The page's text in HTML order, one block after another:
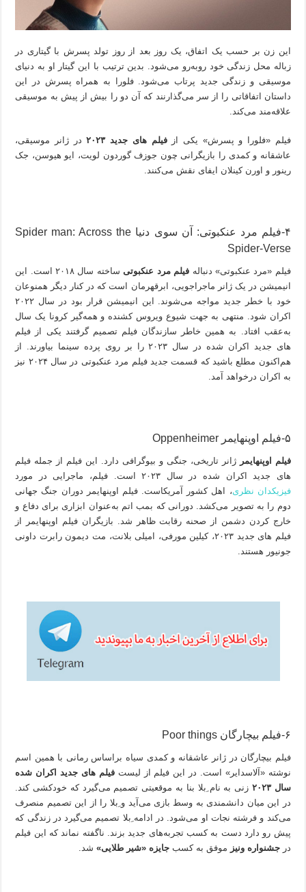
این زن بر حسب یک اتفاق، یک روز بعد از روز تولد پسرش با گیتاری در
زباله محل زندگی‌ خود روبه‌رو می‌شود. بدین ‌ترتیب با این گیتار او به دنیای
موسیقی و زندگی جدید پرتاب می‌شود. فلورا به همراه پسرش در این
داستان اتفاقاتی را از سر می‌گذارنند که آن دو را بیش از پیش به موسیقی
علاقه‌مند می‌کند.
فیلم «فلورا و پسرش» یکی از فیلم های جدید ۲۰۲۳
در ژانر موسیقی،
عاشقانه و کمدی را بازیگرانی چون جوزف گوردون لویت، ایو هیوسن، جک
رینور و اورن کینلان ایفای نقش می‌کنند.
۴-فیلم مرد عنکبوتی: آن سوی دنیا Spider man: Across the
Spider-Verse
فیلم «مرد عنکبوتی» دنباله فیلم مرد عنکبوتی
ساخته سال ۲۰۱۸ است. این
انیمیشن در یک ژانر ماجراجویی، ابرقهرمان است که در کنار دیگر همنوعان
خود با خطر جدید مواجه می‌شوند. این انیمیشن قرار بود در سال ۲۰۲۲
اکران شود. منتهی به جهت شیوع ویروس کشنده و همه‌گیر کرونا یک سال
به‌عقب افتاد. به همین خاطر سازندگان فیلم تصمیم گرفتند یکی از فیلم
های جدید اکران شده در سال ۲۰۲۳ را بر روی پرده سینما بیاورند. از
هم‌اکنون مطلع باشید که قسمت جدید فیلم مرد عنکبوتی در سال ۲۰۲۴ نیز
به اکران درخواهد آمد.
۵-فیلم اوپنهایمر Oppenheimer
فیلم اوپنهایمر ژانر تاریخی، جنگی و بیوگرافی دارد. این فیلم از جمله فیلم
های جدید اکران شده در سال ۲۰۲۳ است. فیلم، ماجرایی در مورد
فیزیکدان نظری، اهل کشور آمریکاست. فیلم اوپنهایمر دوران جنگ جهانی
دوم را به تصویر می‌کشد. دورانی که بمب اتم به‌عنوان ابزاری برای دفاع و
خارج کردن دشمن از صحنه رقابت ظاهر شد. بازیگران فیلم اوپنهایمر از
فیلم های جدید ۲۰۲۳، کیلین مورفی، امیلی بلانت، مت دیمون رابرت داونی
جونیور هستند.
۶-فیلم بیچارگان Poor things
فیلم بیچارگان در ژانر عاشقانه و کمدی سیاه براساس رمانی با همین اسم
نوشته «آلاسدایر» است. در این فیلم از لیستفیلم های جدید اکران شده
سال ۲۰۲۳
زنی به نام ِبلا بنا به موقعیتی تصمیم می‌گیرد که خودکشی کند‌.
در این میان دانشمندی به وسط بازی می‌آید و ِبلا را از این تصمیم منصرف
می‌کند و فرشته نجات او می‌شود. در ادامه ِبلا تصمیم می‌گیرد در زندگی که
پیش رو دارد دست به کسب تجربه‌های جدید بزند. ناگفته نماند که این فیلم
درجشنواره ونیز موفق به کسبجایزه «شیر طلایی» شد.